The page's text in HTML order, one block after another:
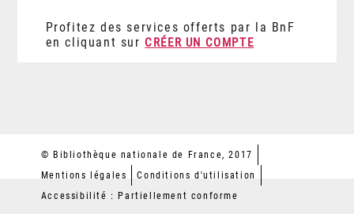
Profitez des services offerts par la BnF
en cliquant sur CRÉER UN COMPTE
© Bibliothèque nationale de France, 2017
Mentions légales
Conditions d'utilisation
Accessibilité : Partiellement conforme